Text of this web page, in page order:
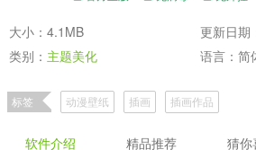
大小：4.1MB
更新日期
类别： 主题美化 语言：简
标签 动漫壁纸 插画 插画作品
软件介绍 精品推荐 猜你